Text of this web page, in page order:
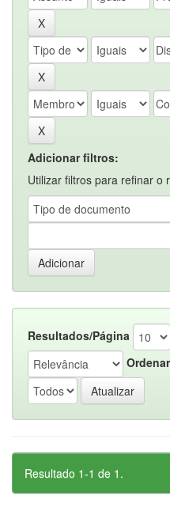
Adicionar filtros:
Utilizar filtros para refinar o
Resultados/Página
Ordenar
Resultado 1-1 de 1.